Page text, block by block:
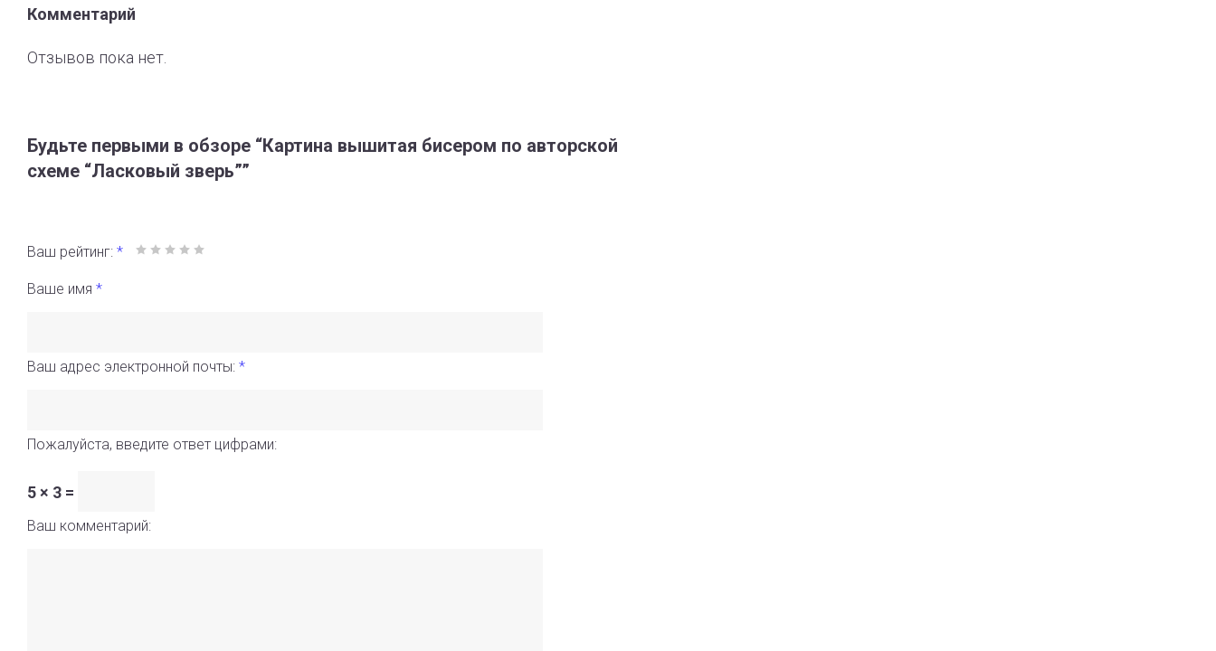
Комментарий
Отзывов пока нет.
Будьте первыми в обзоре “Картина вышитая бисером по авторской
схеме “Ласковый зверь””
Ваш рейтинг: *
Ваше имя *
Ваш адрес электронной почты: *
Пожалуйста, введите ответ цифрами:
5 × 3 =
Ваш комментарий: